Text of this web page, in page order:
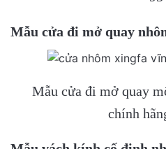
Mẫu cửa đi mở quay
Mẫu cửa đi mở quay
chính